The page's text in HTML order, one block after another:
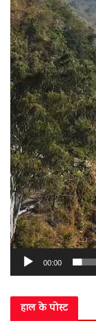
00:00
हाल के पोस्ट